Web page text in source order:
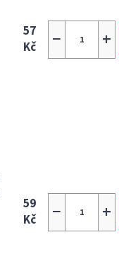
57
Kč
+
−
59
Kč
+
−